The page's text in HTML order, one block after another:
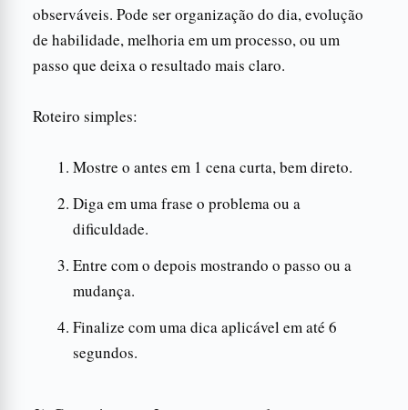
observáveis. Pode ser organização do dia, evolução
de habilidade, melhoria em um processo, ou um
passo que deixa o resultado mais claro.
Roteiro simples:
Mostre o antes em 1 cena curta, bem direto.
Diga em uma frase o problema ou a
dificuldade.
Entre com o depois mostrando o passo ou a
mudança.
Finalize com uma dica aplicável em até 6
segundos.